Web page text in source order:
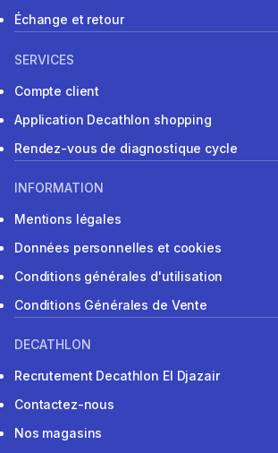
Échange et retour
SERVICES
Compte client
Application Decathlon shopping
Rendez-vous de diagnostique cycle
INFORMATION
Mentions légales
Données personnelles et cookies
Conditions générales d'utilisation
Conditions Générales de Vente
DECATHLON
Recrutement Decathlon El Djazair
Contactez-nous
Nos magasins